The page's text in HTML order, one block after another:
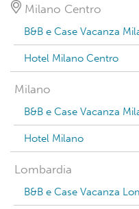
Milano Centro
B&B e Case Vacanza
Hotel Milano Centro
Milano
B&B e Case Vacanza
Hotel Milano
Lombardia
B&B e Case Vacanza